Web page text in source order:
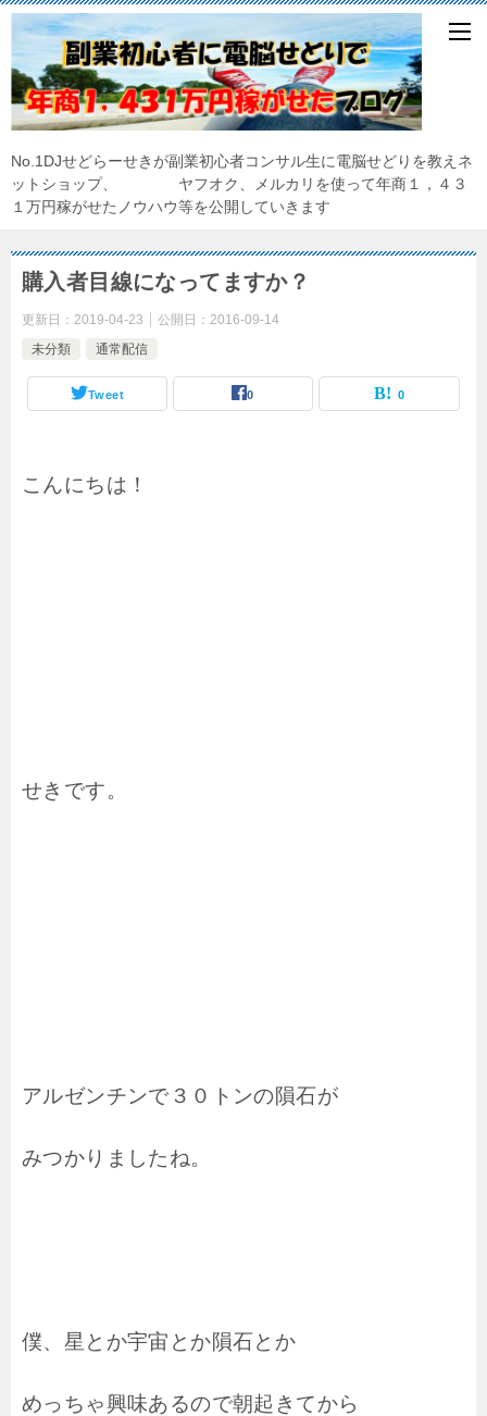
No.1DJせどらーせきが副業初心者コンサル生に電脳せどりを教えネ
ットショップ、 ヤフオク、メルカリを使って年商１，４３
１万円稼がせたノウハウ等を公開していきます
購入者目線になってますか？
更新日： 2019-04-23 公開日： 2016-09-14
未分類
通常配信
Tweet 0 0
こんにちは！
せきです。
アルゼンチンで３０トンの隕石が
みつかりましたね。
僕、星とか宇宙とか隕石とか
めっちゃ興味あるので朝起きてから